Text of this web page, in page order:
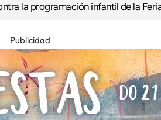
infantil de la Feria de la
Publicidad